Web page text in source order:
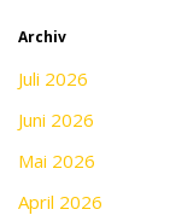
Archiv
Juli 2026
Juni 2026
Mai 2026
April 2026